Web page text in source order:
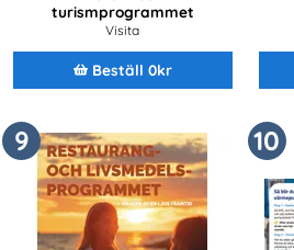
turismprogrammet
Visita
Beställ 0kr
9 10